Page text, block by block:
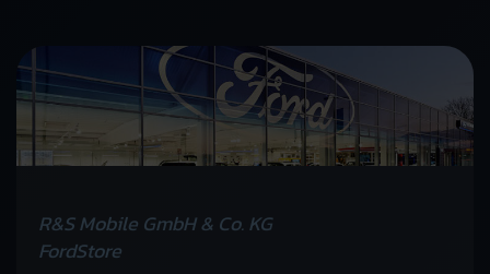
R&S Mobile GmbH & Co. KG
FordStore